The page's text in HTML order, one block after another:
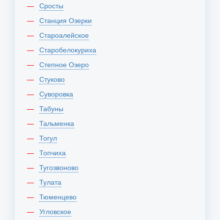
Сросты
Станция Озерки
Староалейское
Старобелокуриха
Степное Озеро
Стуково
Суворовка
Табуны
Тальменка
Тогул
Топчиха
Тугозвоново
Тулата
Тюменцево
Угловское